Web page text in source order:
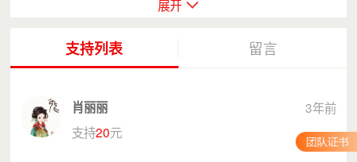
2006年实施“希望工程圆梦行动”以来，市委、市
已累计募集资金2482万元，帮助9366名困难大
学生圆梦大学。为深入贯彻落实市委、市政府关
行动帮助困难大学生解决上学难的问题，帮助困
难大学生圆大学梦。为助力乡村振兴，以实际行
动帮助困难大学生圆大学梦，团市委、市希望办
展开
支持列表 留言
肖丽丽
3年前
支持20元